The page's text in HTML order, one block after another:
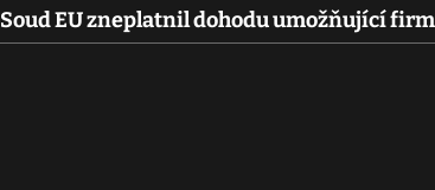
Soud EU zneplatnil dohodu umožňující